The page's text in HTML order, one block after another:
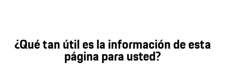
¿Qué tan útil es la información de esta
página para usted?